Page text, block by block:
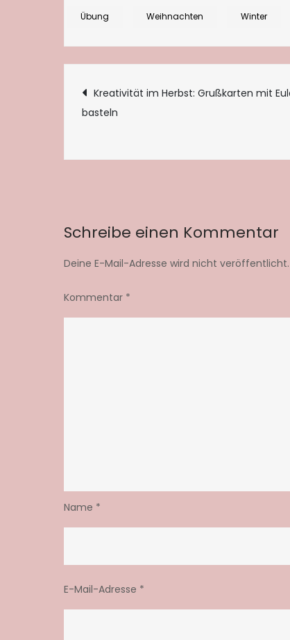
Übung Weihnachten Winter
Kreativität im Herbst: Grußkarten mit
basteln
Schreibe einen Kommentar
Deine E-Mail-Adresse wird nicht veröffentlicht.
Kommentar *
Name *
E-Mail-Adresse *